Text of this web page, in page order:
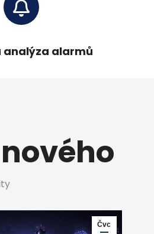
analýza alarmů
Čvc